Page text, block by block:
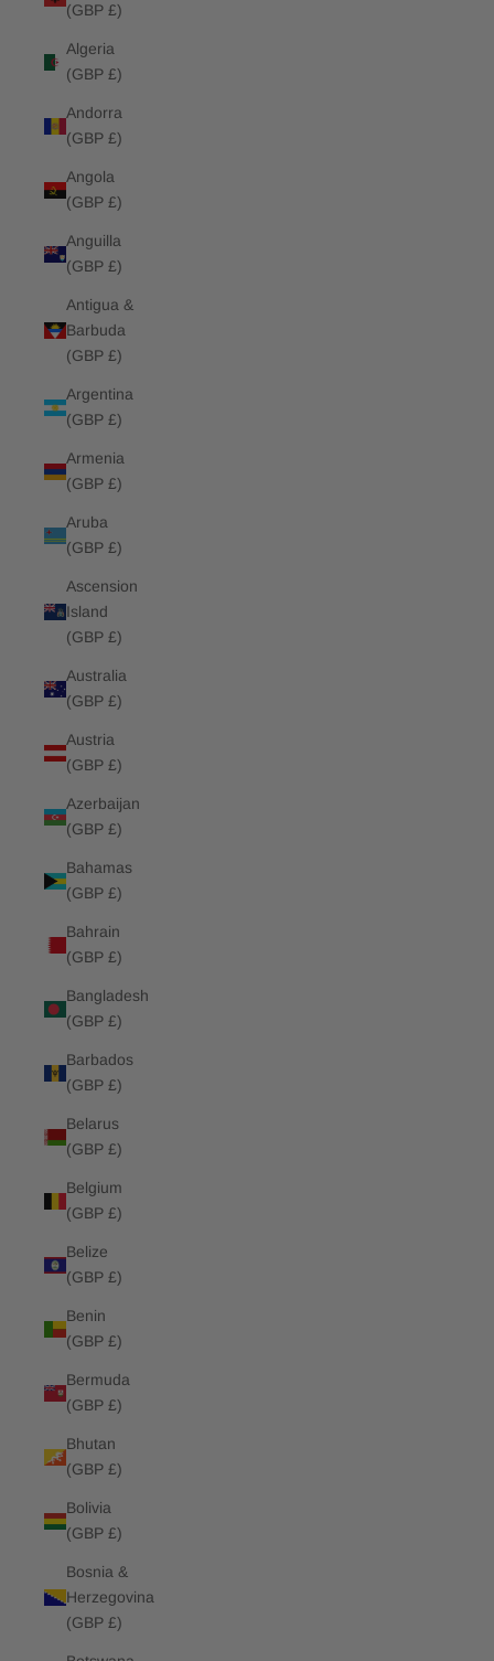
(GBP £)
Algeria
(GBP £)
Andorra
(GBP £)
Angola
(GBP £)
Anguilla
(GBP £)
Antigua &
Barbuda
(GBP £)
Argentina
(GBP £)
Armenia
(GBP £)
Aruba
(GBP £)
Ascension
Island
(GBP £)
Australia
(GBP £)
Austria
(GBP £)
Azerbaijan
(GBP £)
Bahamas
(GBP £)
Bahrain
(GBP £)
Bangladesh
(GBP £)
Barbados
(GBP £)
Belarus
(GBP £)
Belgium
(GBP £)
Belize
(GBP £)
Benin
(GBP £)
Bermuda
(GBP £)
Bhutan
(GBP £)
Bolivia
(GBP £)
Bosnia &
Herzegovina
(GBP £)